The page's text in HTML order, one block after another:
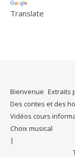
Translate
Bienvenue Extraits
Des contes et des
Vidéos cours
Choix musical